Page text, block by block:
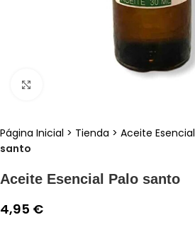
Página Inicial > Tienda > Aceite Esencial
santo
Aceite Esencial Palo santo
4,95 €